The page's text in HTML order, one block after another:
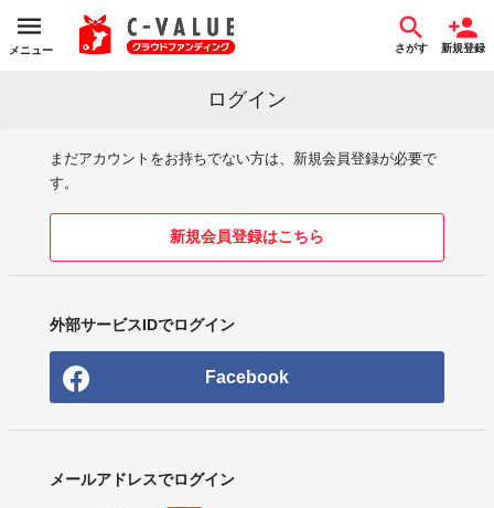
メニュー さがす 新規登録
ログイン
まだアカウントをお持ちでない方は、新規会員登録が必要で
す。
新規会員登録はこちら
外部サービスIDでログイン
Facebook
メールアドレスでログイン